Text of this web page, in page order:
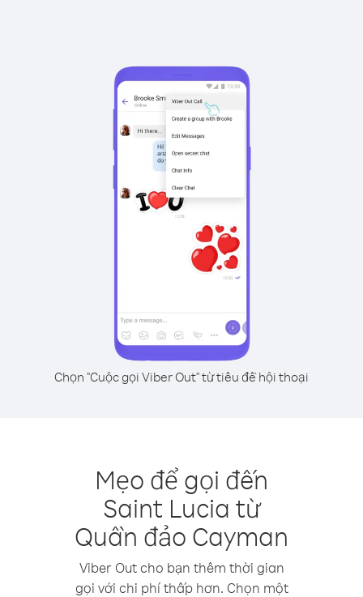
Chọn "Cuộc gọi Viber Out" từ tiêu đề hội thoại
Mẹo để gọi đến
Saint Lucia từ
Quần đảo Cayman
Viber Out cho bạn thêm thời gian
gọi với chi phí thấp hơn. Chọn một